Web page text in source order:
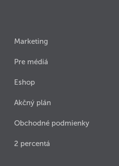
Marketing
Pre médiá
Eshop
Akčný plán
Obchodné podmienky
2 percentá